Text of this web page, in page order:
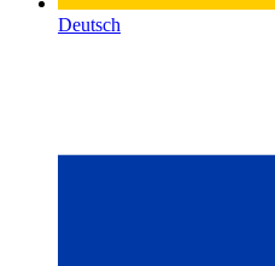
Deutsch